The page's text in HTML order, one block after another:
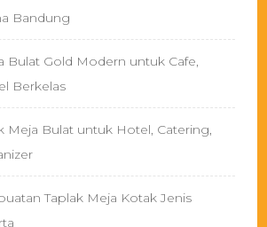
Bandung
Bulat Gold Modern untuk Cafe,
Berkelas
Meja Bulat untuk Hotel, Catering,
Taplak Meja Kotak Jenis